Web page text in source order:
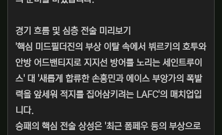
경기 흐름 및 심층 전술 미리보기
'핵심 미드필더진의 부상 이탈 속에서 뷔르키의 호투와
안방 어드밴티지로 지지선 방어를 노리는 세인트루이
스' 대 '새롭게 합류한 손흥민과 에이스 부앙가의 폭발
력을 앞세워 적지를 집어삼키려는 LAFC'의 매치업입
니다.
승패의 핵심 전술 상성은 '최근 폼페우 등의 부상으로